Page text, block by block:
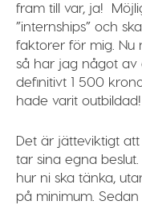
fram till var, ja!
”internships” och
faktorer för mig. Nu
så har jag något av
definitivt 1 500
hade varit outbildad!
Det är jätteviktigt
tar sina egna
hur ni ska tänka,
på minimum.